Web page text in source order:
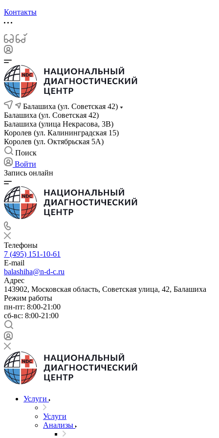
Контакты
Балашиха (ул. Советская 42)
Балашиха (ул. Советская 42)
Балашиха (улица Некрасова, 3В)
Королев (ул. Калининградская 15)
Королев (ул. Октябрьская 5А)
Поиск
Войти
Запись онлайн
Телефоны
7 (495) 151-10-61
E-mail
balashiha@n-d-c.ru
Адрес
143902, Московская область, Советская улица, 42, Балашиха
Режим работы
пн-пт: 8:00-21:00
сб-вс: 8:00-21:00
Услуги
Услуги
Анализы